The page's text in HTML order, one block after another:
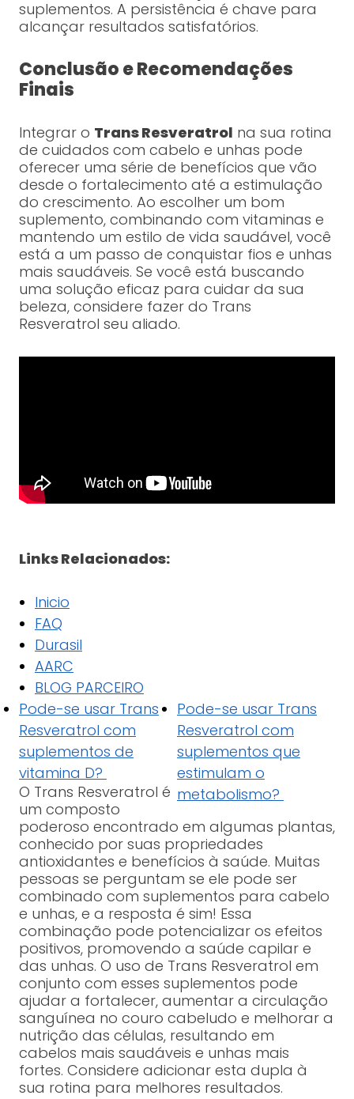
suplementos. A persistência é chave para
alcançar resultados satisfatórios.
Conclusão e Recomendações
Finais
Integrar o Trans Resveratrol na sua rotina
de cuidados com cabelo e unhas pode
oferecer uma série de benefícios que vão
desde o fortalecimento até a estimulação
do crescimento. Ao escolher um bom
suplemento, combinando com vitaminas e
mantendo um estilo de vida saudável, você
está a um passo de conquistar fios e unhas
mais saudáveis. Se você está buscando
uma solução eficaz para cuidar da sua
beleza, considere fazer do Trans
Resveratrol seu aliado.
Links Relacionados:
Inicio
FAQ
Durasil
AARC
BLOG PARCEIRO
Pode-se usar Trans
Resveratrol com
suplementos de
vitamina D?
Pode-se usar Trans
Resveratrol com
suplementos que
estimulam o
metabolismo?
O Trans Resveratrol é
um composto
poderoso encontrado em algumas plantas,
conhecido por suas propriedades
antioxidantes e benefícios à saúde. Muitas
pessoas se perguntam se ele pode ser
combinado com suplementos para cabelo
e unhas, e a resposta é sim! Essa
combinação pode potencializar os efeitos
positivos, promovendo a saúde capilar e
das unhas. O uso de Trans Resveratrol em
conjunto com esses suplementos pode
ajudar a fortalecer, aumentar a circulação
sanguínea no couro cabeludo e melhorar a
nutrição das células, resultando em
cabelos mais saudáveis e unhas mais
fortes. Considere adicionar esta dupla à
sua rotina para melhores resultados.